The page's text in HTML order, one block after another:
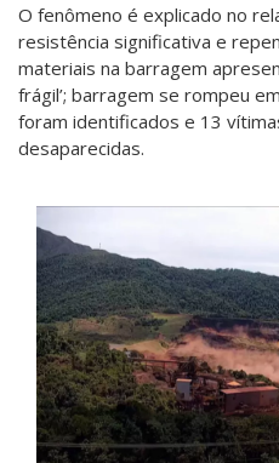
O fenômeno é explicado no
resistência significativa e
materiais na barragem
frágil’; barragem se rompeu
foram identificados e 13
desaparecidas.